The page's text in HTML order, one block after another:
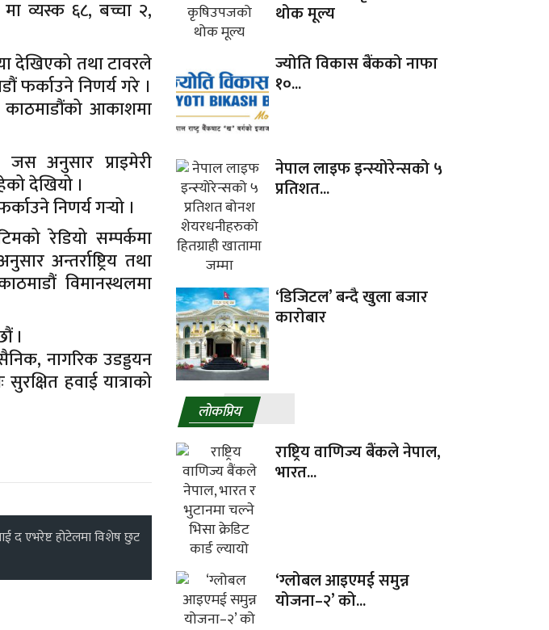
व्यस्क ६८, बच्चा २,
देखिएको तथा टावरले
फर्काउने निणर्य गरे ।
आकाशमा
अनुसार प्राइमेरी
देखियो ।
निणर्य गर्‍यो ।
रेडियो सम्पर्कमा
अन्तर्राष्ट्रिय तथा
विमानस्थलमा
।
नागरिक उडड्डयन
हवाई यात्राको
द एभरेष्ट होटेलमा विशेष छुट
थोक मूल्य
ज्योति विकास बैंकको नाफा
१०...
नेपाल लाइफ इन्स्योरेन्सको ५
प्रतिशत...
‘डिजिटल’ बन्दै खुला बजार
कारोबार
लाेकप्रिय
राष्ट्रिय वाणिज्य बैंकले नेपाल,
भारत...
‘ग्लोबल आइएमई समुन्न
योजना–२’ को...